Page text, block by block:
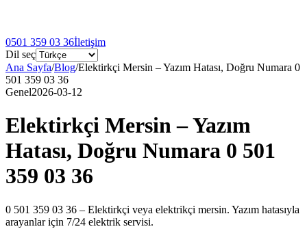
0501 359 03 36İletişim
Dil seç
Ana Sayfa/Blog/Elektirkçi Mersin – Yazım Hatası, Doğru Numara 0
501 359 03 36
Genel2026-03-12
Elektirkçi Mersin – Yazım
Hatası, Doğru Numara 0 501
359 03 36
0 501 359 03 36 – Elektirkçi veya elektrikçi mersin. Yazım hatasıyla
arayanlar için 7/24 elektrik servisi.